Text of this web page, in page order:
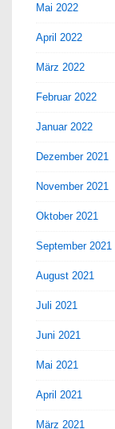
Mai 2022
April 2022
März 2022
Februar 2022
Januar 2022
Dezember 2021
November 2021
Oktober 2021
September 2021
August 2021
Juli 2021
Juni 2021
Mai 2021
April 2021
März 2021